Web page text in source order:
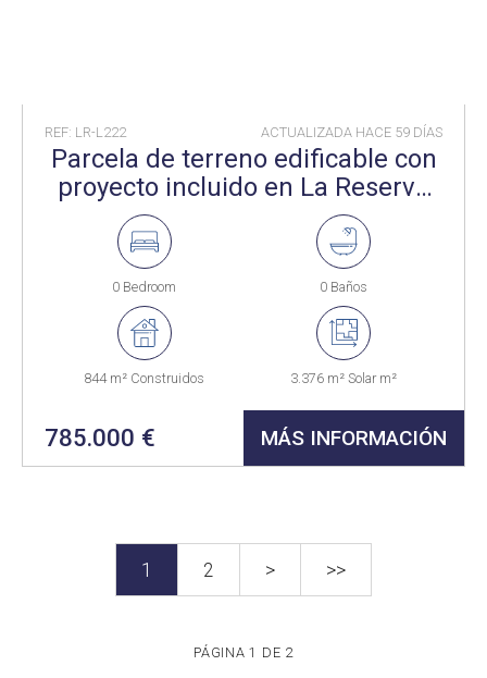
REF: LR-L222 ACTUALIZADA HACE 59 DÍAS
Parcela de terreno edificable con
proyecto incluido en La Reserva
0 Bedroom 0 Baños
844 m² Construidos 3.376 m² Solar m²
785.000 € MÁS INFORMACIÓN
1 2 > >>
PÁGINA 1 DE 2